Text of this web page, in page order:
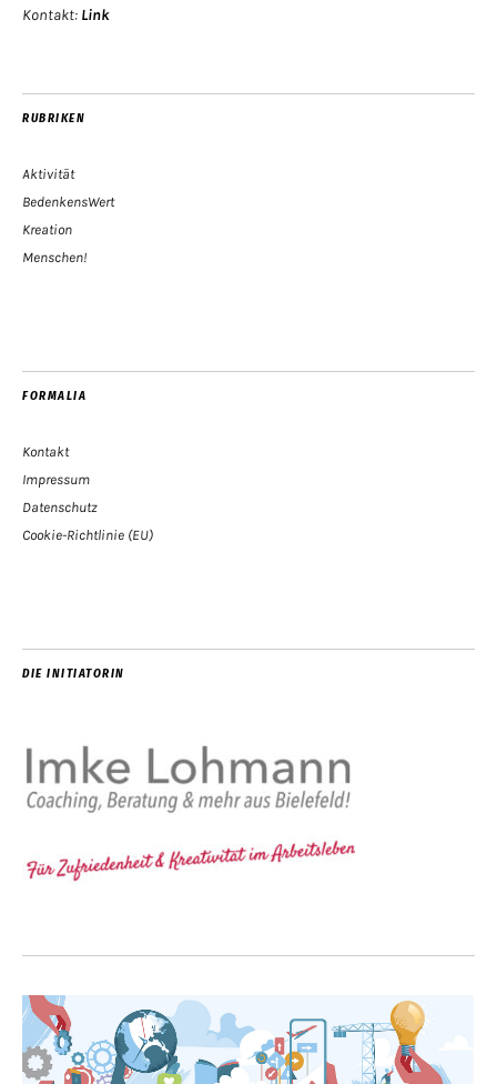
Kontakt: Link
RUBRIKEN
Aktivität
BedenkensWert
Kreation
Menschen!
FORMALIA
Kontakt
Impressum
Datenschutz
Cookie-Richtlinie (EU)
DIE INITIATORIN